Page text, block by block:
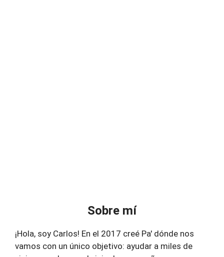
Sobre mí
¡Hola, soy Carlos! En el 2017 creé Pa' dónde nos
vamos con un único objetivo: ayudar a miles de